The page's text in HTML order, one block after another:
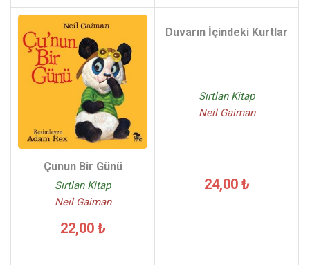
Çunun Bir Günü
Sırtlan Kitap
Neil Gaiman
22,00 ₺
Duvarın İçindeki Kurtlar
Sırtlan Kitap
Neil Gaiman
24,00 ₺